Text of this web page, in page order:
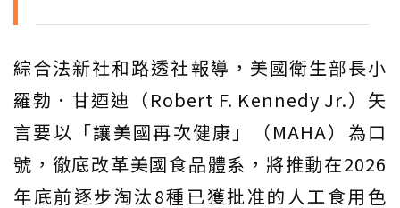
綜合法新社和路透社報導，美國衛生部長小
羅勃．甘迺迪（Robert F. Kennedy Jr.）矢
言要以「讓美國再次健康」（MAHA）為口
號，徹底改革美國食品體系，將推動在2026
年底前逐步淘汰8種已獲批准的人工食用色